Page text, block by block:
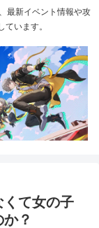
最新イベント情報や攻
います。
くて女の子
？